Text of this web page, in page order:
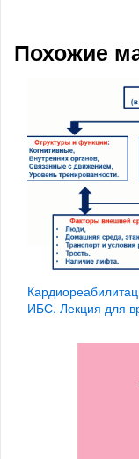
Похожие
ИБС. Лекция для